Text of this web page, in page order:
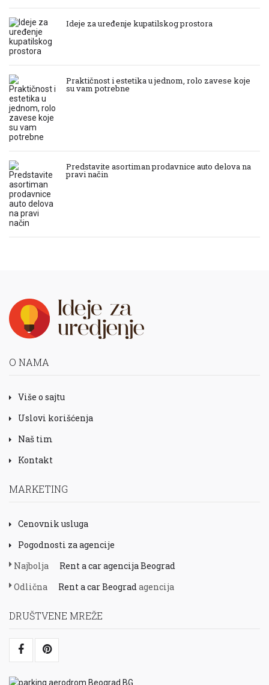
Ideje za uređenje kupatilskog prostora
Praktičnost i estetika u jednom, rolo zavese koje
su vam potrebne
Predstavite asortiman prodavnice auto delova na
pravi način
O NAMA
Više o sajtu
Uslovi korišćenja
Naš tim
Kontakt
MARKETING
Cenovnik usluga
Pogodnosti za agencije
Najbolja
Rent a car agencija Beograd
Odlična
Rent a car Beograd agencija
DRUŠTVENE MREŽE